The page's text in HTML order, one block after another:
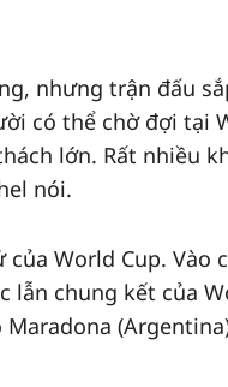
nhưng trận đấu
có thể chờ đợi tại
lớn. Rất nhiều
nói.
World Cup. Vào
lẫn chung kết của